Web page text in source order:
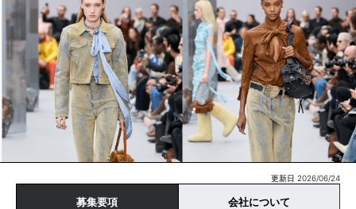
更新日 2026/06/24
募集要項 会社について